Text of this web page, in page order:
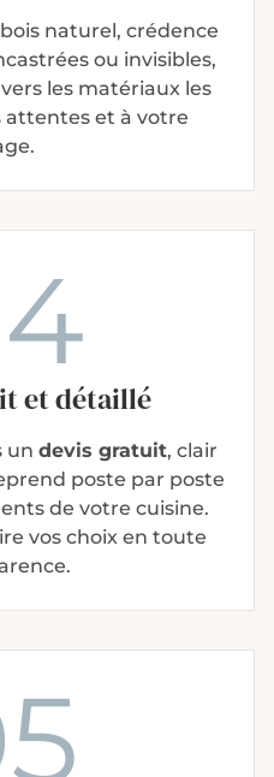
naturel, crédence
ou invisibles,
les matériaux les
attentes et à votre
et détaillé
un devis gratuit, clair
poste par poste
de votre cuisine.
vos choix en toute